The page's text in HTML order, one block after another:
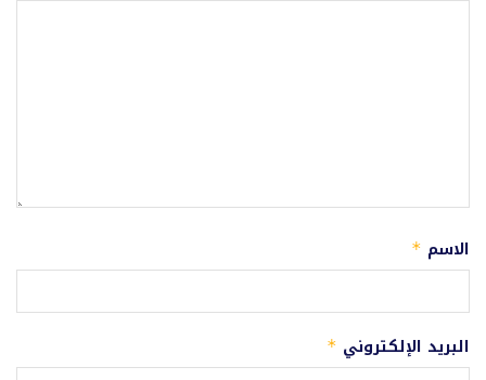
الاسم *
البريد الإلكتروني *